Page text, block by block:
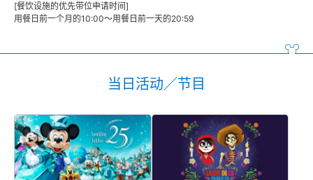
[餐饮设施的优先带位申请时间]
用餐日前一个月的10:00～用餐日前一天的20:59
当日活动／节目